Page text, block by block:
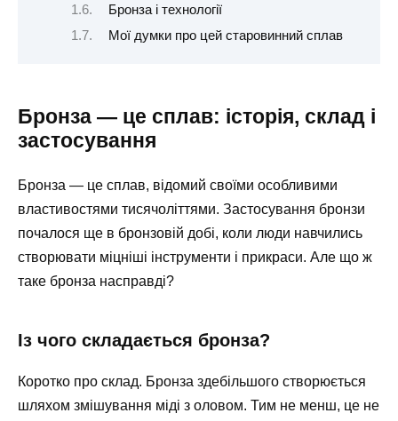
Бронза і технології
Мої думки про цей старовинний сплав
Бронза — це сплав: історія, склад і
застосування
Бронза — це сплав, відомий своїми особливими
властивостями тисячоліттями. Застосування бронзи
почалося ще в бронзовій добі, коли люди навчились
створювати міцніші інструменти і прикраси. Але що ж
таке бронза насправді?
Із чого складається бронза?
Коротко про склад. Бронза здебільшого створюється
шляхом змішування міді з оловом. Тим не менш, це не